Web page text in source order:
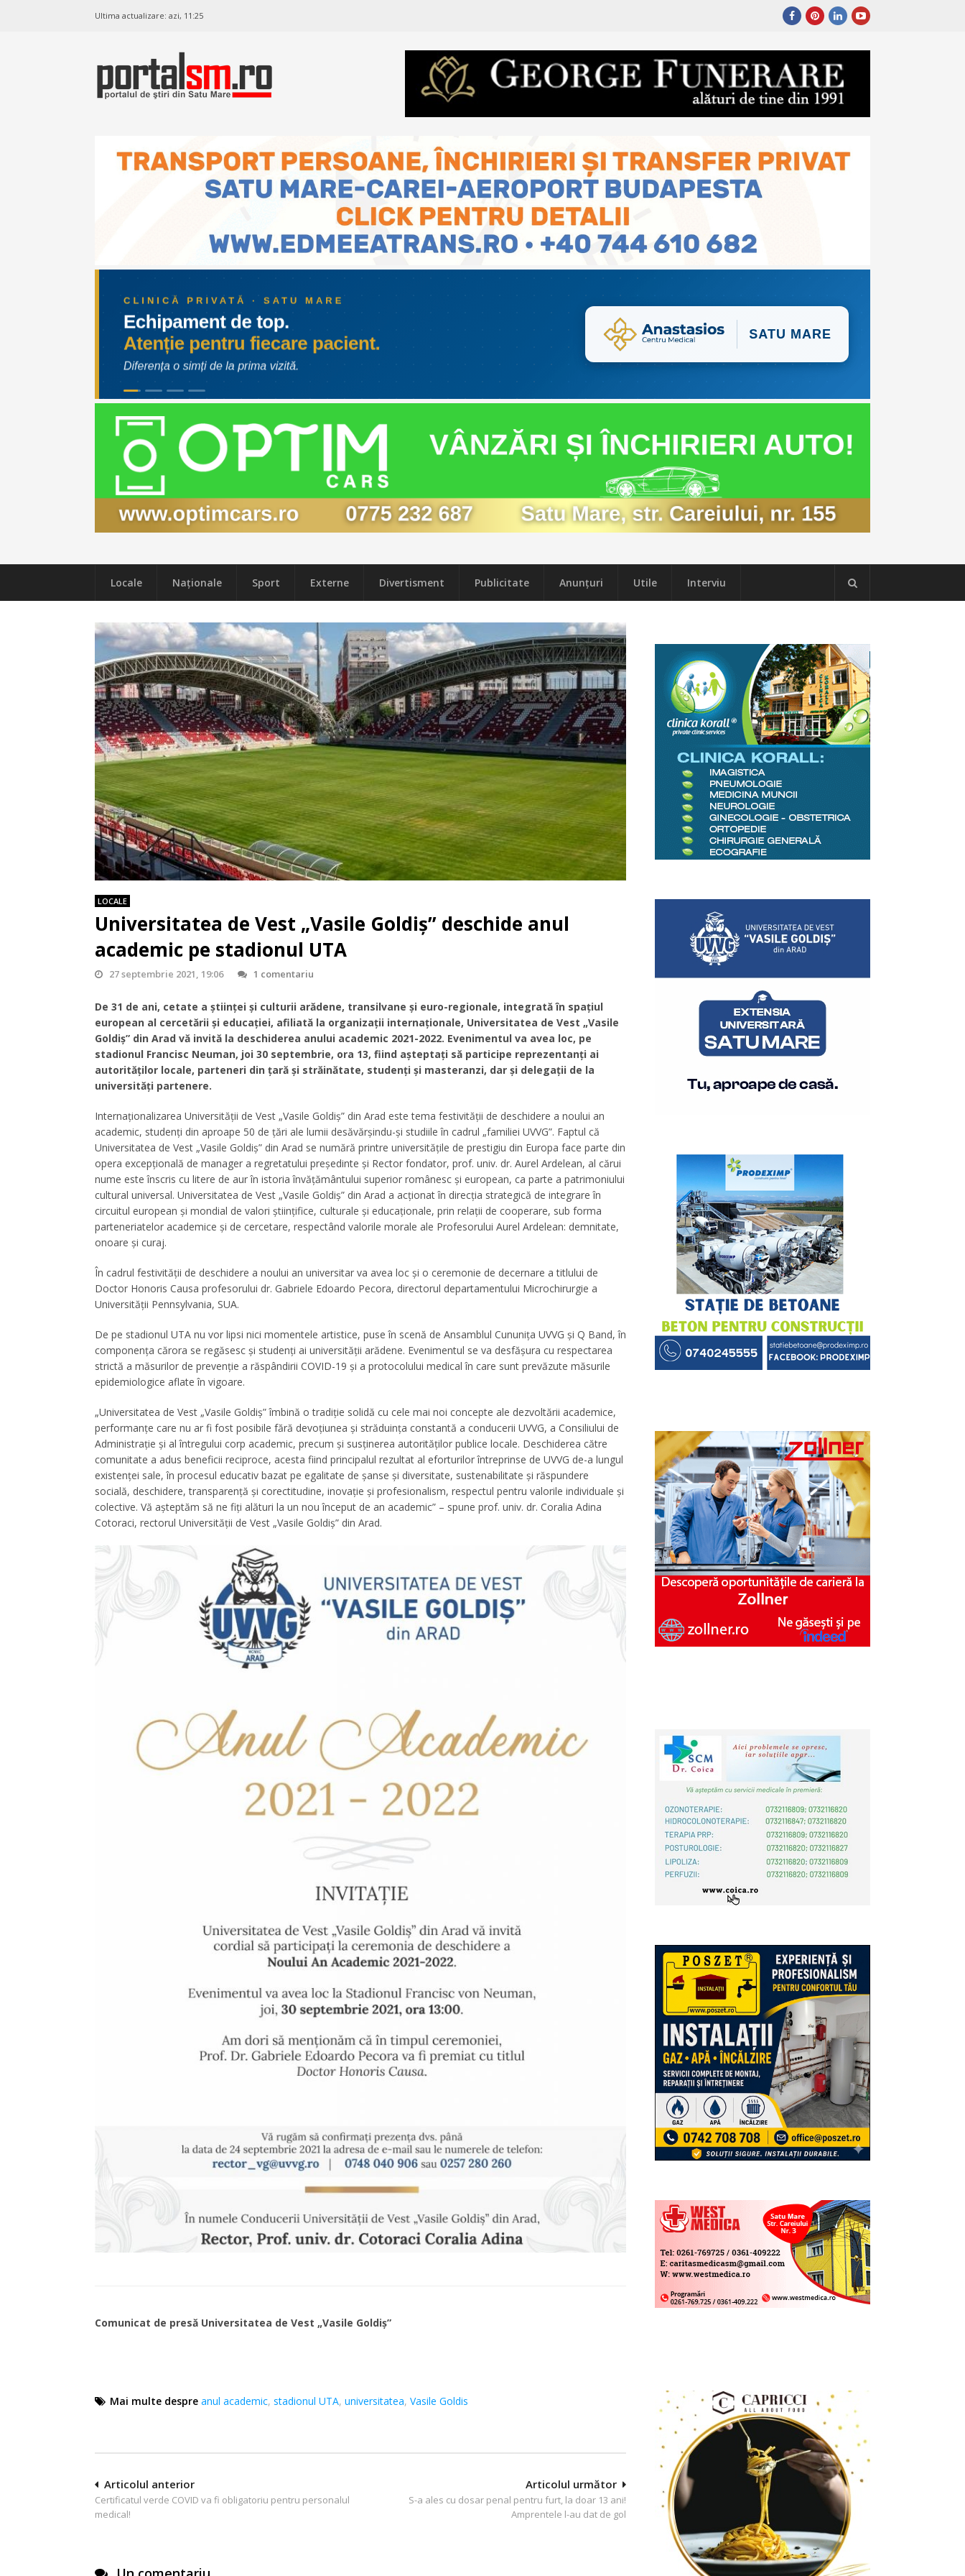
Ultima actualizare: azi, 11:25
Locale Naţionale Sport Externe Divertisment Publicitate Anunțuri Utile Interviu
LOCALE
Universitatea de Vest „Vasile Goldiş” deschide anul
academic pe stadionul UTA
27 septembrie 2021, 19:06 1 comentariu
De 31 de ani, cetate a ştiinţei şi culturii arădene, transilvane şi euro-regionale, integrată în spaţiul
european al cercetării şi educaţiei, afiliată la organizaţii internaţionale, Universitatea de Vest „Vasile
Goldiş” din Arad vă invită la deschiderea anului academic 2021-2022. Evenimentul va avea loc, pe
stadionul Francisc Neuman, joi 30 septembrie, ora 13, fiind aşteptaţi să participe reprezentanţi ai
autorităţilor locale, parteneri din ţară şi străinătate, studenţi şi masteranzi, dar şi delegaţii de la
universităţi partenere.
Internaţionalizarea Universităţii de Vest „Vasile Goldiş” din Arad este tema festivităţii de deschidere a noului an
academic, studenţi din aproape 50 de ţări ale lumii desăvărşindu-şi studiile în cadrul „familiei UVVG”. Faptul că
Universitatea de Vest „Vasile Goldiş” din Arad se numără printre universităţile de prestigiu din Europa face parte din
opera excepţională de manager a regretatului preşedinte şi Rector fondator, prof. univ. dr. Aurel Ardelean, al cărui
nume este înscris cu litere de aur în istoria învăţământului superior românesc şi european, ca parte a patrimoniului
cultural universal. Universitatea de Vest „Vasile Goldiş” din Arad a acţionat în direcţia strategică de integrare în
circuitul european şi mondial de valori ştiinţifice, culturale şi educaţionale, prin relaţii de cooperare, sub forma
parteneriatelor academice şi de cercetare, respectând valorile morale ale Profesorului Aurel Ardelean: demnitate,
onoare şi curaj.
În cadrul festivităţii de deschidere a noului an universitar va avea loc şi o ceremonie de decernare a titlului de
Doctor Honoris Causa profesorului dr. Gabriele Edoardo Pecora, directorul departamentului Microchirurgie a
Universităţii Pennsylvania, SUA.
De pe stadionul UTA nu vor lipsi nici momentele artistice, puse în scenă de Ansamblul Cununiţa UVVG şi Q Band, în
componenţa cărora se regăsesc şi studenţi ai universităţii arădene. Evenimentul se va desfăşura cu respectarea
strictă a măsurilor de prevenţie a răspândirii COVID-19 şi a protocolului medical în care sunt prevăzute măsurile
epidemiologice aflate în vigoare.
„Universitatea de Vest „Vasile Goldiş” îmbină o tradiţie solidă cu cele mai noi concepte ale dezvoltării academice,
performanţe care nu ar fi fost posibile fără devoţiunea şi străduinţa constantă a conducerii UVVG, a Consiliului de
Administraţie şi al întregului corp academic, precum şi susţinerea autorităţilor publice locale. Deschiderea către
comunitate a adus beneficii reciproce, acesta fiind principalul rezultat al eforturilor întreprinse de UVVG de-a lungul
existenței sale, în procesul educativ bazat pe egalitate de şanse și diversitate, sustenabilitate și răspundere
socială, deschidere, transparență și corectitudine, inovație și profesionalism, respectul pentru valorile individuale și
colective. Vă aşteptăm să ne fiţi alături la un nou început de an academic” – spune prof. univ. dr. Coralia Adina
Cotoraci, rectorul Universităţii de Vest „Vasile Goldiş” din Arad.
Comunicat de presă Universitatea de Vest „Vasile Goldiş”
Mai multe despre anul academic, stadionul UTA, universitatea, Vasile Goldis
Navigare
în
Articolul următor
S-a ales cu dosar penal pentru furt, la doar 13 ani!
Amprentele l-au dat de gol
Articolul anterior
Certificatul verde COVID va fi obligatoriu pentru personalul
medical!